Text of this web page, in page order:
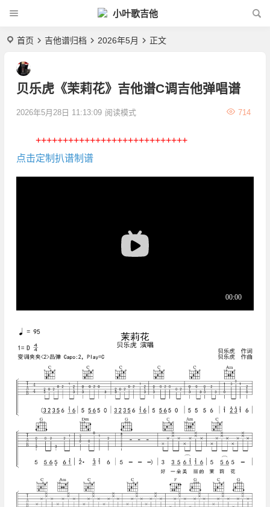
小叶歌吉他
首页 吉他谱归档 2026年5月 正文
贝乐虎《茉莉花》吉他谱C调吉他弹唱谱
2026年5月28日 11:13:09 714
阅读模式
++++++++++++++++++++++++++++
点击定制扒谱制谱